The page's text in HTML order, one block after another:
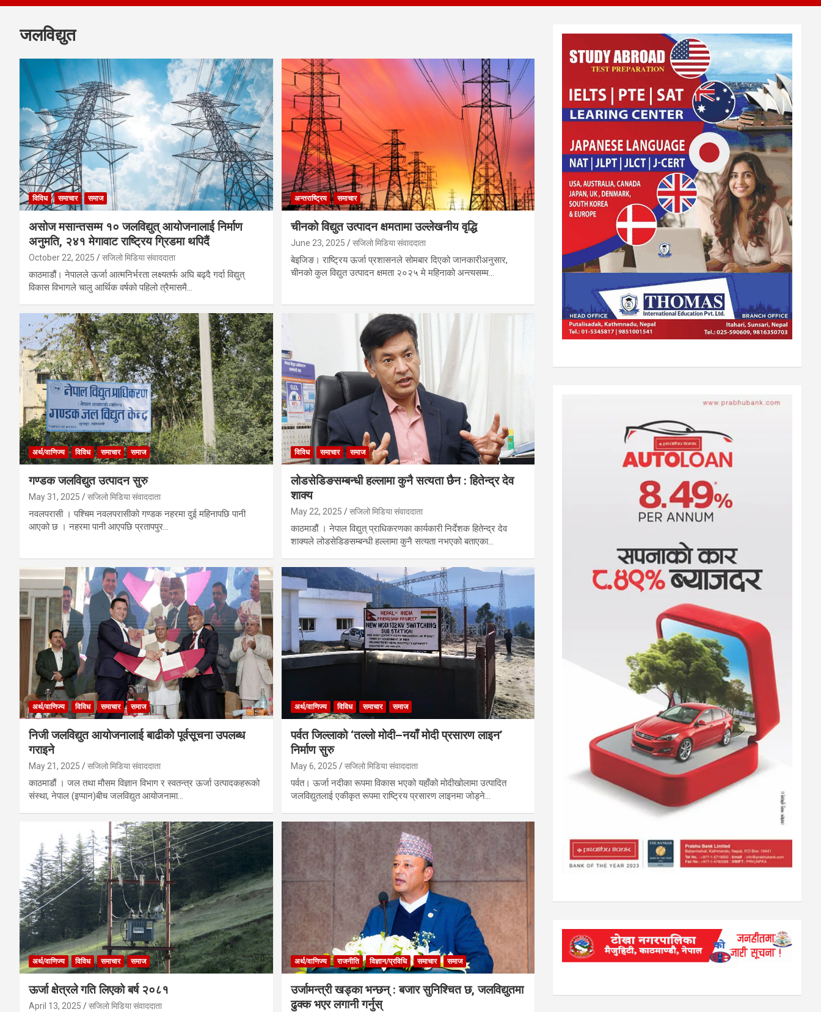
जलविद्युत
विविध समाचार समाज
असोज मसान्तसम्म १० जलविद्युत् आयोजनालाई निर्माण
अनुमति, २४१ मेगावाट राष्ट्रिय ग्रिडमा थपिदैं
October 22, 2025 सजिलो मिडिया संवाददाता
काठमाडौं। नेपालले ऊर्जा आत्मनिर्भरता लक्ष्यतर्फ अघि बढ्दै गर्दा विद्युत्
विकास विभागले चालु आर्थिक वर्षको पहिलो त्रैमासमै…
अन्तराष्ट्रिय समाचार
चीनको विद्युत उत्पादन क्षमतामा उल्लेखनीय वृद्धि
June 23, 2025 सजिलो मिडिया संवाददाता
बेइजिङ। राष्ट्रिय ऊर्जा प्रशासनले सोमबार दिएको जानकारीअनुसार,
चीनको कुल विद्युत उत्पादन क्षमता २०२५ मे महिनाको अन्त्यसम्म…
अर्थ/वाणिज्य विविध समाचार समाज
गण्डक जलविद्युत उत्पादन सुरु
May 31, 2025 सजिलो मिडिया संवाददाता
नवलपरासी । पश्चिम नवलपरासीको गण्डक नहरमा दुई महिनापछि पानी
आएको छ । नहरमा पानी आएपछि प्रतापपुर…
विविध समाचार समाज
लोडसेडिङसम्बन्धी हल्लामा कुनै सत्यता छैन : हितेन्द्र देव
शाक्य
May 22, 2025 सजिलो मिडिया संवाददाता
काठमाडौं । नेपाल विद्युत् प्राधिकरणका कार्यकारी निर्देशक हितेन्द्र देव
शाक्यले लोडसेडिङसम्बन्धी हल्लामा कुनै सत्यता नभएको बताएका…
अर्थ/वाणिज्य विविध समाचार समाज
निजी जलविद्युत आयोजनालाई बाढीको पूर्वसूचना उपलब्ध
गराइने
May 21, 2025 सजिलो मिडिया संवाददाता
काठमाडौं । जल तथा मौसम विज्ञान विभाग र स्वतन्त्र ऊर्जा उत्पादकहरूको
संस्था, नेपाल (इप्पान)बीच जलविद्युत आयोजनामा…
अर्थ/वाणिज्य विविध समाचार समाज
पर्वत जिल्लाको ‘तल्लो मोदी–नयाँ मोदी प्रसारण लाइन’
निर्माण सुरु
May 6, 2025 सजिलो मिडिया संवाददाता
पर्वत। ऊर्जा नदीका रूपमा विकास भएको यहाँको मोदीखोलामा उत्पादित
जलविद्युतलाई एकीकृत रूपमा राष्ट्रिय प्रसारण लाइनमा जोड्ने…
अर्थ/वाणिज्य विविध समाचार समाज
ऊर्जा क्षेत्रले गति लिएको बर्ष २०८१
April 13, 2025 सजिलो मिडिया संवाददाता
अर्थ/वाणिज्य राजनीति विज्ञान/प्रविधि समाचार समाज
उर्जामन्त्री खड्का भन्छन् : बजार सुनिश्चित छ, जलविद्युतमा
ढुक्क भएर लगानी गर्नुस्